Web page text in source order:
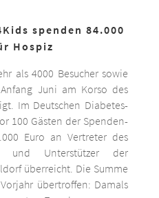
spenden 84.000
Hospiz
als 4000 Besucher sowie
Juni am Korso des
Im Deutschen Diabetes-
100 Gästen der Spenden-
Euro an Vertreter des
und Unterstützer der
überreicht. Die Summe
übertroffen: Damals